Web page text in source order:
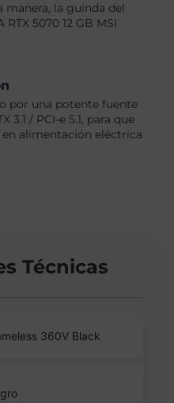
manera, la guinda del
5070 12 GB MSI
por una potente fuente
3.1 / PCI-e 5.1, para que
alimentación eléctrica
Técnicas
360V Black